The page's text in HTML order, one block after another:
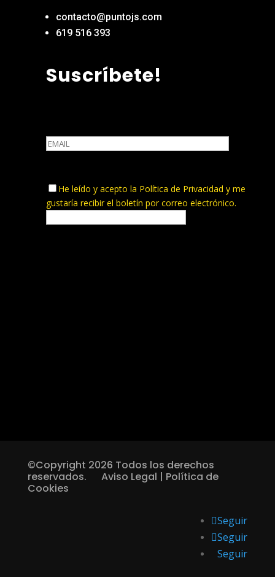
contacto@puntojs.com
619 516 393
Suscríbete!
He leído y acepto la Política de Privacidad y me
gustaría recibir el boletín por correo electrónico.
©Copyright 2026 Todos los derechos
reservados. Aviso Legal | Política de
Cookies
Seguir
Seguir
Seguir